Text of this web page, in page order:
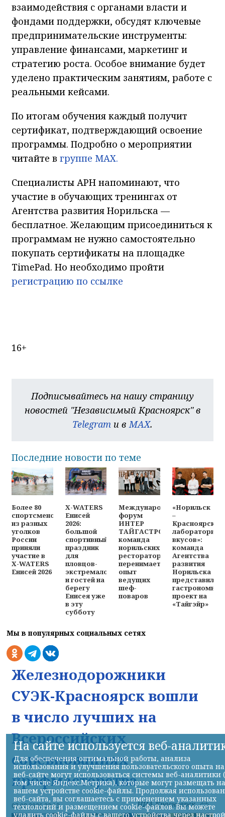
взаимодействия с органами власти и
фондами поддержки, обсудят ключевые
предпринимательские инструменты:
управление финансами, маркетинг и
стратегию роста. Особое внимание будет
уделено практическим занятиям, работе с
реальными кейсами.
По итогам обучения каждый получит
сертификат, подтверждающий освоение
программы. Подробно о мероприятии
читайте в группе МАХ.
Специалисты АРН напоминают, что
участие в обучающих тренингах от
Агентства развития Норильска —
бесплатное. Желающим присоединиться к
программам не нужно самостоятельно
покупать сертификаты на площадке
TimePad. Но необходимо пройти
регистрацию по ссылке
16+
Подписывайтесь на нашу страницу
новостей "Независимый Красноярск" в
Telegram и в MAX.
Последние новости по теме
Более 80
спортсменов
из разных
уголков
России
приняли
участие в
X-WATERS
Енисей 2026
X-WATERS
Енисей
2026:
большой
спортивный
праздник
для
пловцов-
экстремалов
и гостей на
берегу
Енисея уже
в эту
субботу
Международный
форум
ИНТЕР
ТАЙГАСТРО:
команда
норильских
рестораторов
перенимает
опыт
ведущих
шеф-
поваров
«Норильск
–
Красноярск:
лаборатория
вкусов»:
команда
Агентства
развития
Норильска
представила
проект на
«Тайгэйр»
Мы в популярных социальных сетях
Железнодорожники
СУЭК-Красноярск вошли
в число лучших на
Всероссийских
соревнованиях
профмастерства
07.08.2026 22:13 НИА-Красноярск
На сайте используется веб-
Для обеспечения оптимальной работы, анализа
использования и улучшения пользовательского опыта на
веб-сайте могут использоваться системы веб-аналитики
том числе Яндекс.Метрика), которые могут размещать на
вашем устройстве cookie-файлы. Продолжая
веб-сайта, вы соглашаетесь с применением указанных
технологий и размещением cookie-файлов. Вы можете
удалить cookie-файлы с вашего устройства через